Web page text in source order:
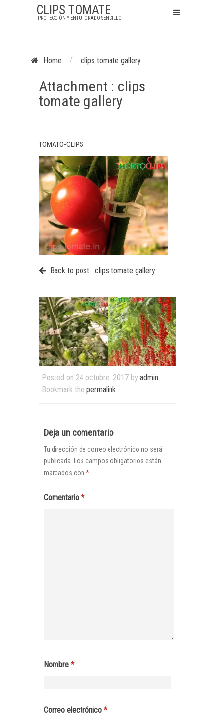
CLIPS TOMATE
PROTECCIÓN Y ENTUTORADO SENCILLO
Home / clips tomate gallery
Attachment : clips
tomate gallery
TOMATO-CLIPS
Back to post : clips tomate gallery
Posted on 24 octubre, 2017 by admin
Bookmark the permalink
Deja un comentario
Tu dirección de correo electrónico no será
publicada.
Los campos obligatorios están
marcados con *
Comentario *
Nombre *
Correo electrónico *